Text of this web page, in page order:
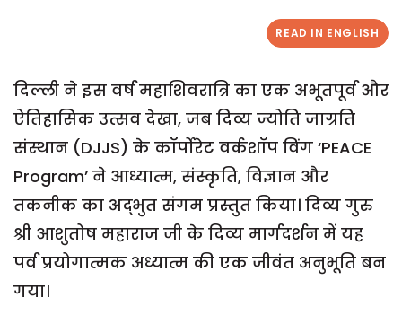
READ IN ENGLISH
दिल्ली ने इस वर्ष महाशिवरात्रि का एक अभूतपूर्व और
ऐतिहासिक उत्सव देखा, जब दिव्य ज्योति जाग्रति
संस्थान (DJJS) के कॉर्पोरेट वर्कशॉप विंग ‘PEACE
Program’ ने आध्यात्म, संस्कृति, विज्ञान और
तकनीक का अद्भुत संगम प्रस्तुत किया। दिव्य गुरु
श्री आशुतोष महाराज जी के दिव्य मार्गदर्शन में यह
पर्व प्रयोगात्मक अध्यात्म की एक जीवंत अनुभूति बन
गया।